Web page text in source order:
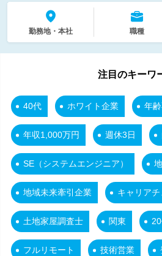
勤務地・本社 職種
注目のキーワ
40代 ホワイト企業 年
年収1,000万円 週休3日
SE（システムエンジニア）
地域未来牽引企業 キャリアチ
土地家屋調査士 関東
フルリモート 技術営業